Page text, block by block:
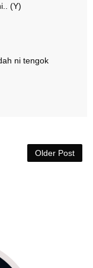
(Y)
ni tengok
Older Post